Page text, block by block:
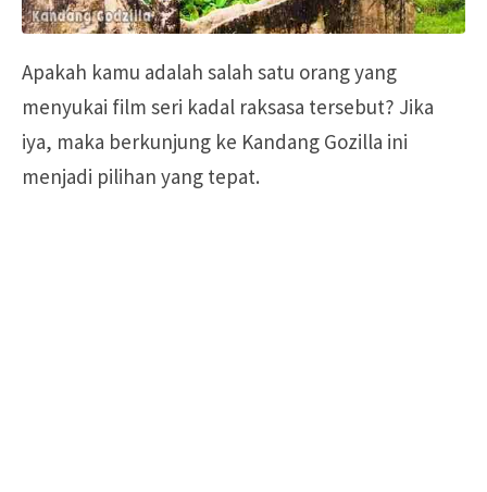
Apakah kamu adalah salah satu orang yang
menyukai film seri kadal raksasa tersebut? Jika
iya, maka berkunjung ke Kandang Gozilla ini
menjadi pilihan yang tepat.